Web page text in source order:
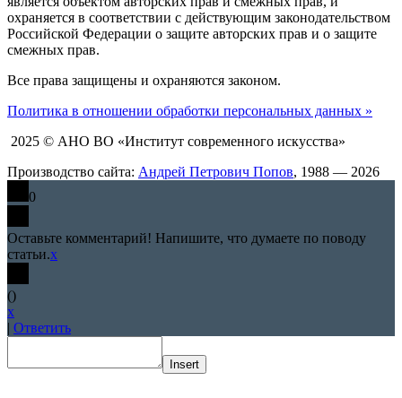
охраняется в соответствии с действующим законодательством
Российской Федерации о защите авторских прав и о защите
смежных прав.
Все права защищены и охраняются законом.
Политика в отношении обработки персональных данных »
2025 © АНО ВО «Институт современного искусства»
Производство сайта: Андрей Петрович Попов, 1988 — 2026
0
Оставьте комментарий! Напишите, что думаете по поводу
статьи.x
()
x
| Ответить
Insert